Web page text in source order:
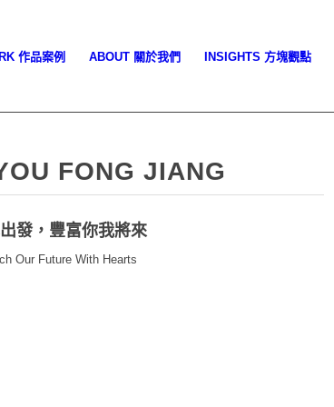
作品案例 ABOUT 關於我們 INSIGHTS 方塊觀點
FONG JIANG
發，豐富你我將來
Our Future With Hearts